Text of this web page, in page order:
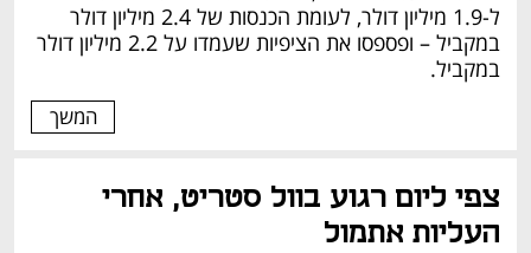
ל-1.9 מיליון דולר, לעומת הכנסות של 2.4 מיליון דולר
במקביל – ופספסו את הציפיות שעמדו על 2.2 מיליון דולר
במקביל.
המשך
צפי ליום רגוע בוול סטריט, אחרי
העליות אתמול